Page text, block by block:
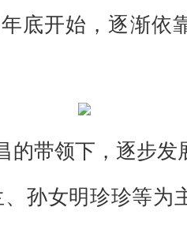
底开始，逐渐依
的带领下，逐步
孙女明珍珍等为